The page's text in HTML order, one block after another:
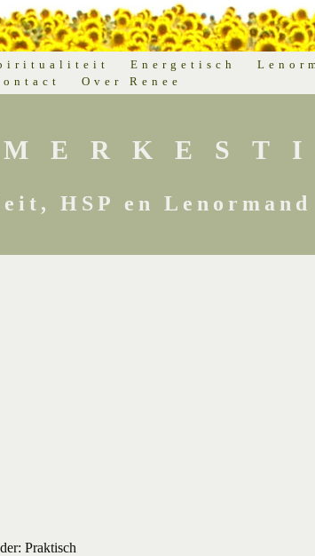
Energetisch
Over Renee
HSP en Lenormand
Praktisch